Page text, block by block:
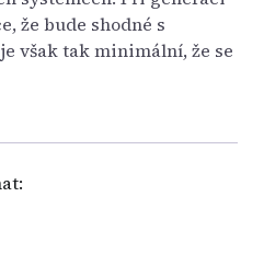
že bude shodné s
však tak minimální, že se